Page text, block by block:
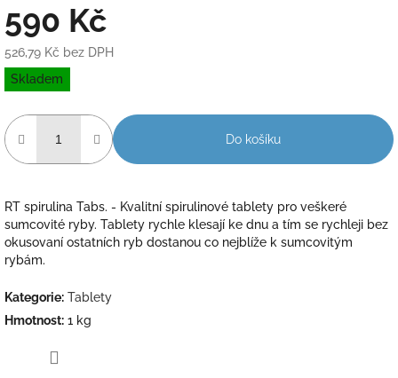
590 Kč
526,79 Kč bez DPH
Měrná
cena:
Skladem
Do košíku
RT spirulina Tabs. - Kvalitní spirulinové tablety pro veškeré
sumcovité ryby. Tablety rychle klesají ke dnu a tím se rychleji bez
okusovaní ostatních ryb dostanou co nejblíže k sumcovitým
rybám.
Kategorie: Tablety
Hmotnost: 1 kg